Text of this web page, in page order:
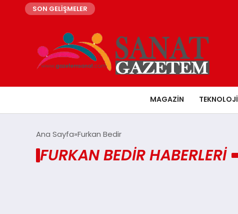
SON GELİŞMELER
MAGAZIN TEKNOLOJI
Ana Sayfa Furkan Bedir
FURKAN BEDIR HABERLERI